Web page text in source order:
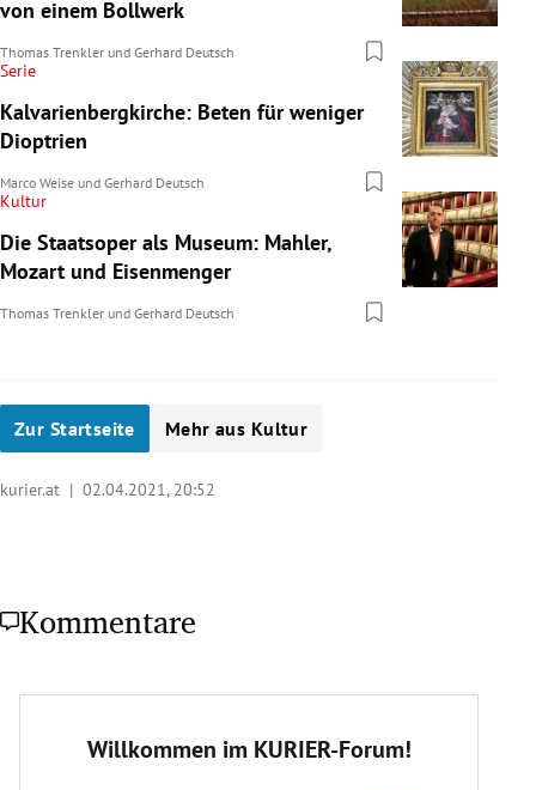
von einem Bollwerk
Thomas Trenkler und Gerhard Deutsch
Serie
Kalvarienbergkirche: Beten für weniger
Dioptrien
Marco Weise und Gerhard Deutsch
Kultur
Die Staatsoper als Museum: Mahler,
Mozart und Eisenmenger
Thomas Trenkler und Gerhard Deutsch
Zur Startseite Mehr aus Kultur
kurier.at | 02.04.2021, 20:52
Kommentare